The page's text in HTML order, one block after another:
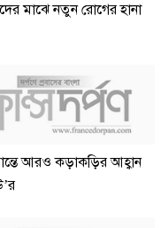
মাঝে নতুন রোগের হানা
আরও কড়াকড়ির আহ্বান